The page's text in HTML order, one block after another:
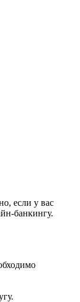
если у вас
банкингу.